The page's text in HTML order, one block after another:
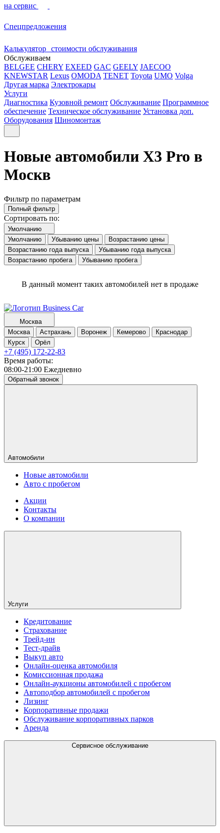
на сервис
Спецпредложения
Калькулятор стоимости обслуживания
Обслуживаем
BELGEE CHERY EXEED GAC GEELY JAECOO
KNEWSTAR Lexus OMODA TENET Toyota UMO Volga
Другая марка Электрокары
Услуги
Диагностика Кузовной ремонт Обслуживание Программное
обеспечение Техническое обслуживание Установка доп.
Оборудования Шиномонтаж
Новые автомобили X3 Pro в
Москв
Фильтр по параметрам
Полный фильтр
Сортировать по:
Умолчанию
Умолчанию
Убыванию цены
Возрастанию цены
Возрастанию года выпуска
Убыванию года выпуска
Возрастанию пробега
Убыванию пробега
В данный момент таких автомобилей нет в продаже
Москва
Москва
Астрахань Воронеж Кемерово
Краснодар
Курск
Орёл
+7 (495) 172-22-83
Время работы:
08:00-21:00 Ежедневно
Обратный звонок
Автомобили
Новые автомобили
Авто с пробегом
Акции
Контакты
О компании
Услуги
Кредитование
Страхование
Трейд-ин
Тест-драйв
Выкуп авто
Онлайн-оценка автомобиля
Комиссионная продажа
Онлайн-аукционы автомобилей с пробегом
Автоподбор автомобилей с пробегом
Лизинг
Корпоративные продажи
Обслуживание корпоративных парков
Аренда
Сервисное обслуживание